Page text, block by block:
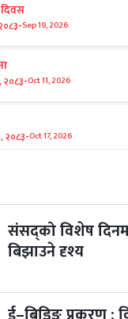
-Sep 19, 2026
-Oct 11, 2026
२०८३-Oct 17, 2026
२०८३-Oct 20, 2026
-Oct 21, 2026
संसद्को विशेष
बिझाउने दृश्य